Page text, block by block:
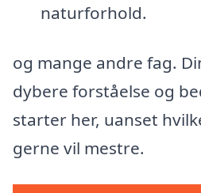
naturforhold.
og mange andre fag.
dybere forståelse og
starter her, uanset
gerne vil mestre.